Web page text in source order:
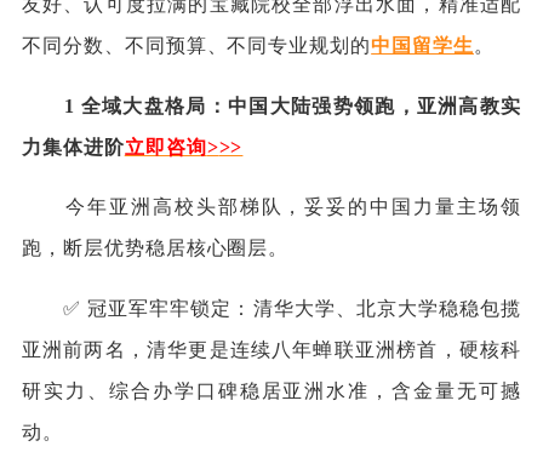
友好、认可度拉满的宝藏院校全部浮出水面，精准适配
不同分数、不同预算、不同专业规划的中国留学生 。
1 全域大盘格局：中国大陆强势领跑，亚洲高教实
力集体进阶立即咨询>>>
今年亚洲高校头部梯队，妥妥的中国力量主场领
跑，断层优势稳居核心圈层。
✅ 冠亚军牢牢锁定：清华大学、北京大学稳稳包揽
亚洲前两名，清华更是连续八年蝉联亚洲榜首，硬核科
研实力、综合办学口碑稳居亚洲水准，含金量无可撼
动。